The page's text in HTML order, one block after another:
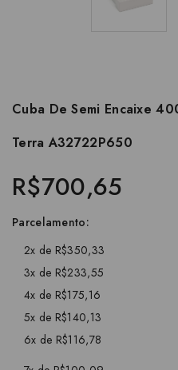
Cuba De Semi Encaixe
Terra A32722P650
R$700,65
Parcelamento:
2x de R$350,33
3x de R$233,55
4x de R$175,16
5x de R$140,13
6x de R$116,78